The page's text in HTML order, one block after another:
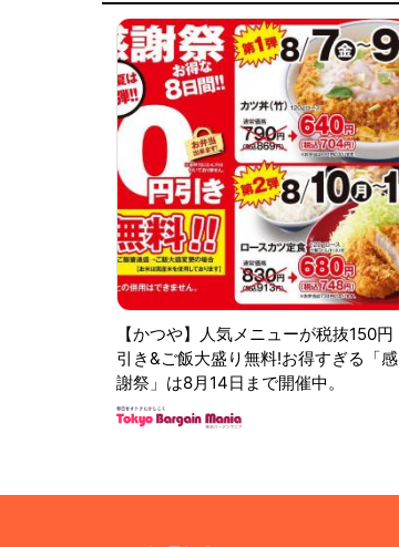
【かつや】人気メニューが税抜150円
引き&ご飯大盛り無料!お得すぎる「感
謝祭」は8月14日まで開催中。